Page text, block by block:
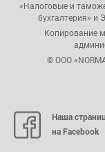
«Налоговые и
бухгалтерия» и
Копирование
© ООО
Наша
на Facebook